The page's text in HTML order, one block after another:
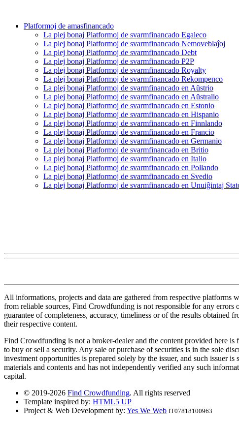
Platformoj de amasfinancado
La plej bonaj Platformoj de svarmfinancado Egaleco
La plej bonaj Platformoj de svarmfinancado Nemoveblaĵoj
La plej bonaj Platformoj de svarmfinancado Debt
La plej bonaj Platformoj de svarmfinancado P2P
La plej bonaj Platformoj de svarmfinancado Royalty
La plej bonaj Platformoj de svarmfinancado Rekompenco
La plej bonaj Platformoj de svarmfinancado en Aŭstrio
La plej bonaj Platformoj de svarmfinancado en Aŭstralio
La plej bonaj Platformoj de svarmfinancado en Estonio
La plej bonaj Platformoj de svarmfinancado en Hispanio
La plej bonaj Platformoj de svarmfinancado en Finnlando
La plej bonaj Platformoj de svarmfinancado en Francio
La plej bonaj Platformoj de svarmfinancado en Germanio
La plej bonaj Platformoj de svarmfinancado en Britio
La plej bonaj Platformoj de svarmfinancado en Italio
La plej bonaj Platformoj de svarmfinancado en Pollando
La plej bonaj Platformoj de svarmfinancado en Svedio
La plej bonaj Platformoj de svarmfinancado en Unuiĝintaj
All informations, projects and data are gathered from respective platforms
from reliable sources, Find Crowdfunding is not responsible for any
guarantee of completeness, accuracy, timeliness or of the results
their respective content.
Find Crowdfunding is not a broker-dealer and the content provided here
to buy or sell a security. Any sale or purchase of securities is in the sole
investment opportunities is prepared solely by the issuer, and such issuer
materials and contents and has not independently verified any such
capital.
© 2019-2026 Find Crowdfunding. All rights reserved
Template inspired by: HTML5 UP
Project & Web Development by: Yes We Web IT07818100963